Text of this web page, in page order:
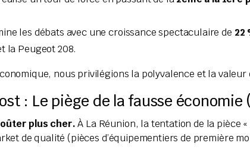
les débats avec une croissance spectaculaire de 22
la Peugeot 208.
nous privilégions la polyvalence et la
: Le piège de la fausse économie
plus cher.À La Réunion, la tentation de la pièce
de qualité (pièces d’équipementiers de première